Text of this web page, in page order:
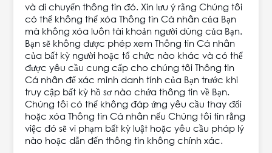
và di chuyển thông tin đó. Xin lưu ý rằng Chúng tôi
có thể không thể xóa Thông tin Cá nhân của Bạn
mà không xóa luôn tài khoản người dùng của Bạn.
Bạn sẽ không được phép xem Thông tin Cá nhân
của bất kỳ người hoặc tổ chức nào khác và có thể
được yêu cầu cung cấp cho chúng tôi Thông tin
Cá nhân để xác minh danh tính của Bạn trước khi
truy cập bất kỳ hồ sơ nào chứa thông tin về Bạn.
Chúng tôi có thể không đáp ứng yêu cầu thay đổi
hoặc xóa Thông tin Cá nhân nếu Chúng tôi tin rằng
việc đó sẽ vi phạm bất kỳ luật hoặc yêu cầu pháp lý
nào hoặc dẫn đến thông tin không chính xác.